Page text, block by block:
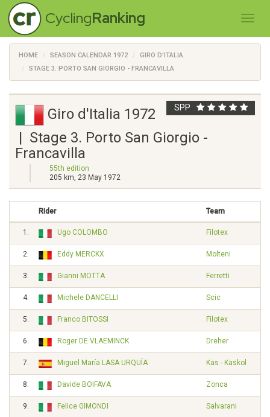
CyclingRanking
HOME SEASON CALENDAR 1972
GIRO D'ITALIA
STAGE 3. PORTO SAN GIORGIO - FRANCAVILLA
SPP
Giro d'Italia 1972
| Stage 3. Porto San Giorgio -
Francavilla
55th edition
205 km, 23 May 1972
Rider Team
1. Ugo COLOMBO Filotex
2. Eddy MERCKX Molteni
3. Gianni MOTTA Ferretti
4. Michele DANCELLI Scic
5. Franco BITOSSI Filotex
6. Roger DE VLAEMINCK Dreher
7. Miguel María LASA URQUÍA Kas - Kaskol
8. Davide BOIFAVA Zonca
9. Felice GIMONDI Salvarani